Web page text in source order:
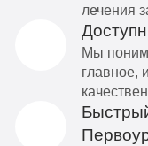
лечения
Мы
главное,